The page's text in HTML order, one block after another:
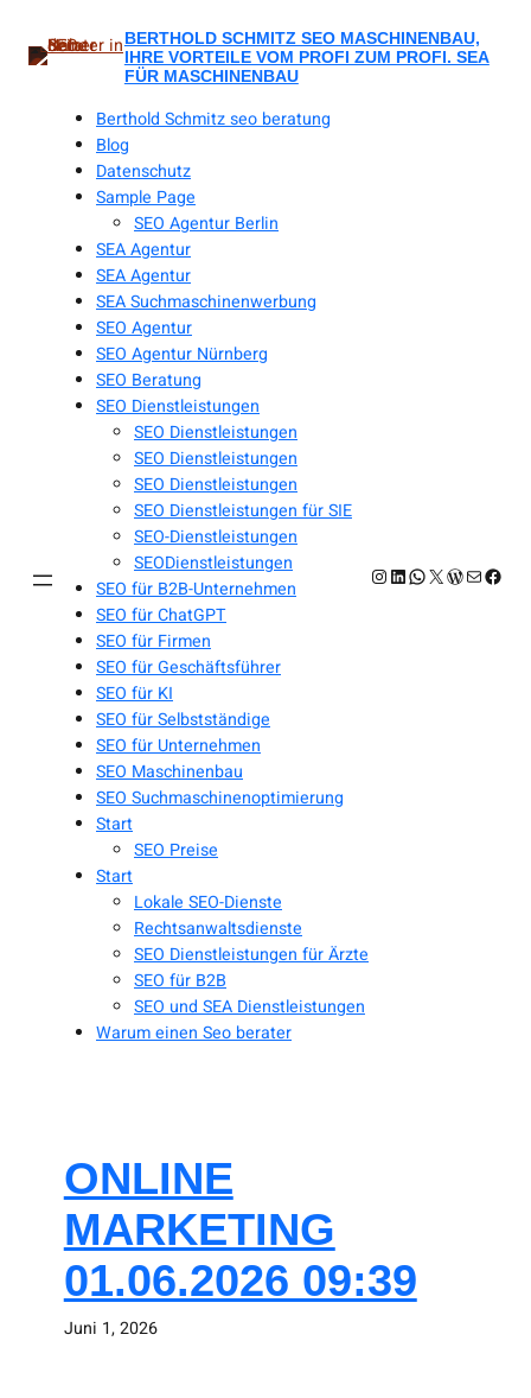
springen
BERTHOLD SCHMITZ SEO MASCHINENBAU,
IHRE VORTEILE VOM PROFI ZUM PROFI. SEA
FÜR MASCHINENBAU
Berthold Schmitz seo beratung
Blog
Datenschutz
Sample Page
SEO Agentur Berlin
SEA Agentur
SEA Agentur
SEA Suchmaschinenwerbung
SEO Agentur
SEO Agentur Nürnberg
SEO Beratung
SEO Dienstleistungen
SEO Dienstleistungen
SEO Dienstleistungen
SEO Dienstleistungen
SEO Dienstleistungen für SIE
SEO-Dienstleistungen
SEODienstleistungen
SEO für B2B-Unternehmen
SEO für ChatGPT
SEO für Firmen
SEO für Geschäftsführer
SEO für KI
SEO für Selbstständige
SEO für Unternehmen
SEO Maschinenbau
SEO Suchmaschinenoptimierung
Start
SEO Preise
Start
Lokale SEO-Dienste
Rechtsanwaltsdienste
SEO Dienstleistungen für Ärzte
SEO für B2B
SEO und SEA Dienstleistungen
Warum einen Seo berater
Instagram
LinkedIn
WhatsApp
X E-Mail
ONLINE
MARKETING
01.06.2026 09:39
Juni 1, 2026